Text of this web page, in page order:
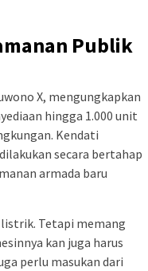
Publik
X, mengungkapkan
hingga 1.000 unit
Kendati
secara bertahap
armada baru
listrik. Tetapi memang
kan juga harus
perlu masukan dari